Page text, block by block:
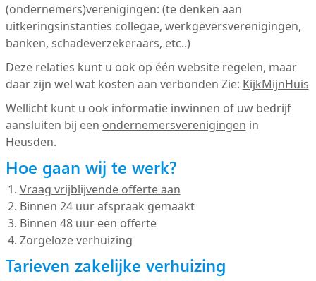
(ondernemers)verenigingen: (te denken aan
uitkeringsinstanties collegae, werkgeversverenigingen,
banken, schadeverzekeraars, etc..)
Deze relaties kunt u ook op één website regelen, maar
daar zijn wel wat kosten aan verbonden Zie: KijkMijnHuis
Wellicht kunt u ook informatie inwinnen of uw bedrijf
aansluiten bij een ondernemersverenigingen in
Heusden.
Hoe gaan wij te werk?
Vraag vrijblijvende offerte aan
Binnen 24 uur afspraak gemaakt
Binnen 48 uur een offerte
Zorgeloze verhuizing
Tarieven zakelijke verhuizing